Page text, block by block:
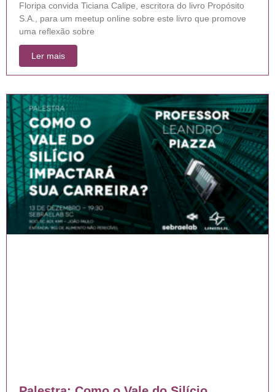
Floripa convida Ticiana Calipe, escritora do livro Propósito
S.A., para um meetup online sobre este livro que promove
uma reflexão sobre
Ler mais